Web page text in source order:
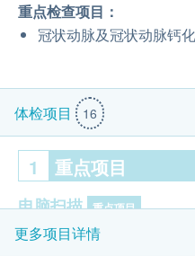
重点检查项目：
冠状动脉及冠状动脉钙
体检项目 16
1 重点项目
电脑扫描 重点项目
心脏冠状动脉造影
更多项目详情